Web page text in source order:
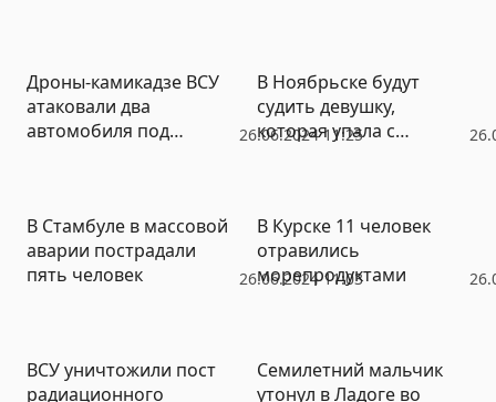
26.06.2024 11:25
Дроны-камикадзе ВСУ
атаковали два
автомобиля под
В Ноябрьске будут
судить девушку,
которая упала с
26.06.2024 11:03
В Стамбуле в массовой
аварии пострадали
пять человек
В Курске 11 человек
отравились
морепродуктами
ВСУ уничтожили пост
радиационного
Семилетний мальчик
утонул в Ладоге во